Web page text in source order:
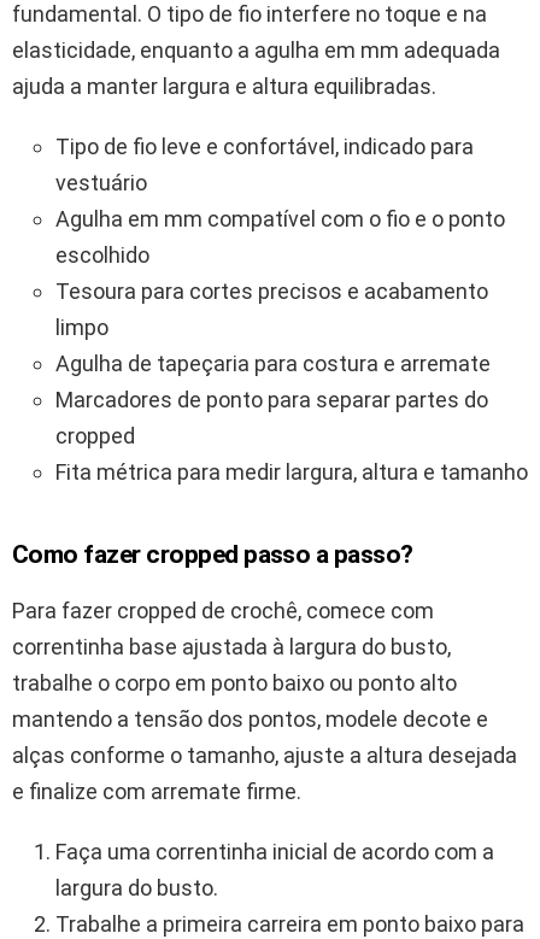
fundamental. O tipo de fio interfere no toque e na
elasticidade, enquanto a agulha em mm adequada
ajuda a manter largura e altura equilibradas.
Tipo de fio leve e confortável, indicado para
vestuário
Agulha em mm compatível com o fio e o ponto
escolhido
Tesoura para cortes precisos e acabamento
limpo
Agulha de tapeçaria para costura e arremate
Marcadores de ponto para separar partes do
cropped
Fita métrica para medir largura, altura e tamanho
Como fazer cropped passo a passo?
Para fazer cropped de crochê, comece com
correntinha base ajustada à largura do busto,
trabalhe o corpo em ponto baixo ou ponto alto
mantendo a tensão dos pontos, modele decote e
alças conforme o tamanho, ajuste a altura desejada
e finalize com arremate firme.
Faça uma correntinha inicial de acordo com a
largura do busto.
Trabalhe a primeira carreira em ponto baixo para